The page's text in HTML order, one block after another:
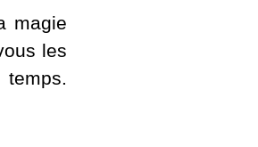
magie
les